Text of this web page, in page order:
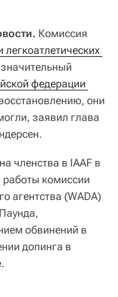
Комиссия
федерации
они
заявил глава
членства в IAAF в
работы комиссии
агентства (WADA)
обвинений в
допинга в